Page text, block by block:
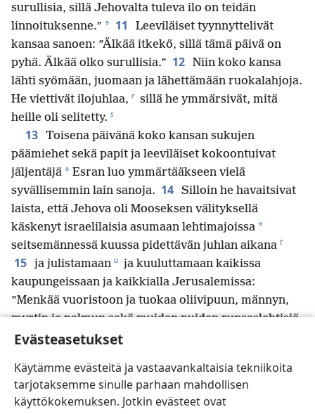
Evästeasetukset
Käytämme evästeitä ja vastaavankaltaisia tekniikoita
tarjotaksemme sinulle parhaan mahdollisen
käyttökokemuksen. Jotkin evästeet ovat
surullisia, sillä Jehovalta tuleva ilo on teidän
linnoituksenne.” * 11
Leeviläiset tyynnyttelivät
kansaa sanoen: ”Älkää itkekö, sillä tämä päivä on
pyhä. Älkää olko surullisia.” 12 Niin koko kansa
lähti syömään, juomaan ja lähettämään ruokalahjoja.
He viettivät ilojuhlaa, r sillä he ymmärsivät, mitä
heille oli selitetty. s
13 Toisena päivänä koko kansan sukujen
päämiehet sekä papit ja leeviläiset kokoontuivat
jäljentäjä * Esran luo ymmärtääkseen vielä
syvällisemmin lain sanoja. 14 Silloin he havaitsivat
laista, että Jehova oli Mooseksen välityksellä
käskenyt israelilaisia asumaan lehtimajoissa *
seitsemännessä kuussa pidettävän juhlan aikana t
15 ja julistamaan u ja kuuluttamaan kaikissa
kaupungeissaan ja kaikkialla Jerusalemissa:
”Menkää vuoristoon ja tuokaa oliivipuun, männyn,
myrtin ja palmun sekä muiden puiden runsaslehtisiä
oksia tehdäksenne lehtimajoja, niin kuin on
16 Niin kansa lähti ja toi niitä tehdäkseen itselleen
lehtimajoja, kukin katolleen, pihalleen, tosi Jumalan
temppelin esipihoille, v Vesiportin torille